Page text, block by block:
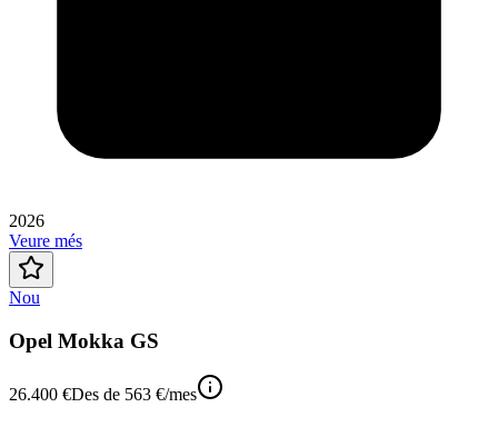
2026
Veure més
Nou
Opel Mokka GS
26.400 €Des de 563 €/mes